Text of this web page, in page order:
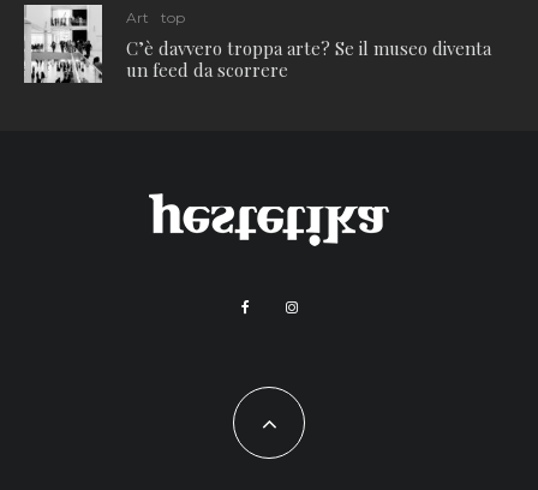
Art top
C’è davvero troppa arte? Se il museo diventa
un feed da scorrere